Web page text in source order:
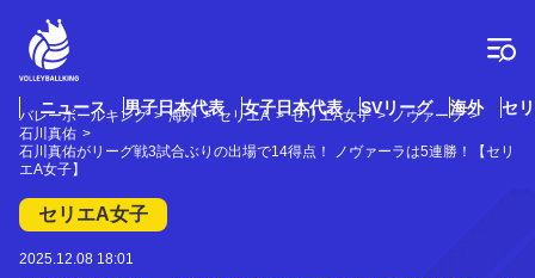
ニュース 男子日本代表 女子日本代表 SVリーグ 海外 セ
バレーボールキング 海外 セリエA セリエA女子
ノヴァーラ
石川真佑
石川真佑がリーグ戦3試合ぶりの出場で14得点！ ノヴァーラは5連勝！【セリ
エA女子】
セリエA女子
2025.12.08 18:01